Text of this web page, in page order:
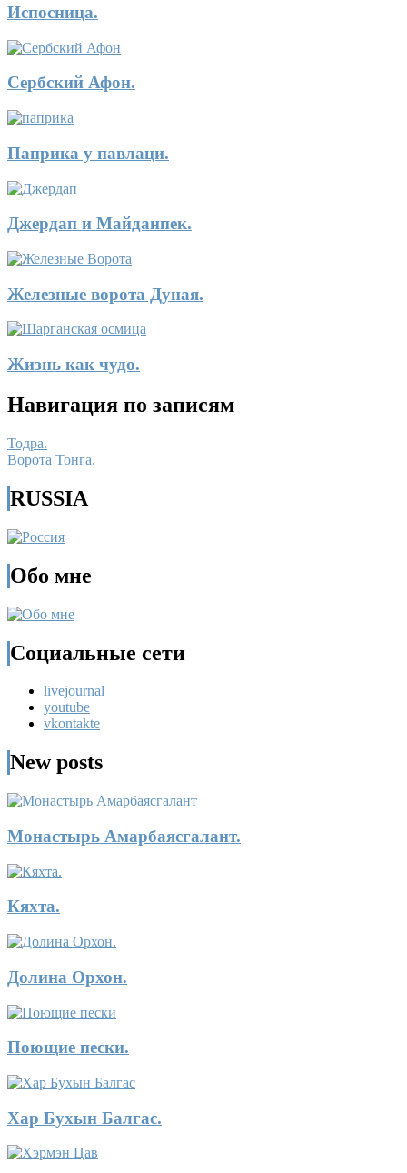
Испосница.
Сербский Афон.
Паприка у павлаци.
Джердап и Майданпек.
Железные ворота Дуная.
Жизнь как чудо.
Навигация по записям
Тодра.
Ворота Тонга.
RUSSIA
Обо мне
Социальные сети
livejournal
youtube
vkontakte
New posts
Монастырь Амарбаясгалант.
Кяхта.
Долина Орхон.
Поющие пески.
Хар Бухын Балгас.